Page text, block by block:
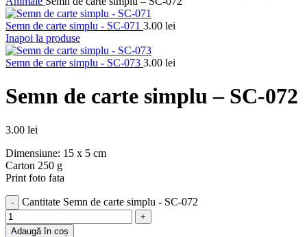
Semn de carte simplu - SC-071 3.00 lei
Inapoi la produse
Semn de carte simplu - SC-073 3.00 lei
Semn de carte simplu – SC-072
3.00 lei
Dimensiune: 15 x 5 cm
Carton 250 g
Print foto fata
Cantitate Semn de carte simplu - SC-072
Adaugă în coș